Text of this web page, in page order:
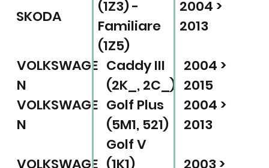
SKODA
(1Z3) -
Familiare
(1Z5)
2004 >
2013
VOLKSWAGE
N
Caddy III
(2K_, 2C_)
2004 >
2015
VOLKSWAGE
N
Golf Plus
(5M1, 521)
2004 >
2013
VOLKSWAGE
Golf V
(1K1)
2003 >